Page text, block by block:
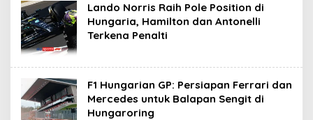
Lando Norris Raih Pole Position di
Hungaria, Hamilton dan Antonelli
Terkena Penalti
F1 Hungarian GP: Persiapan Ferrari dan
Mercedes untuk Balapan Sengit di
Hungaroring